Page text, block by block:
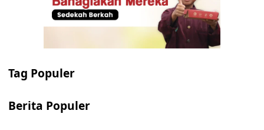
Tag Populer
Berita Populer